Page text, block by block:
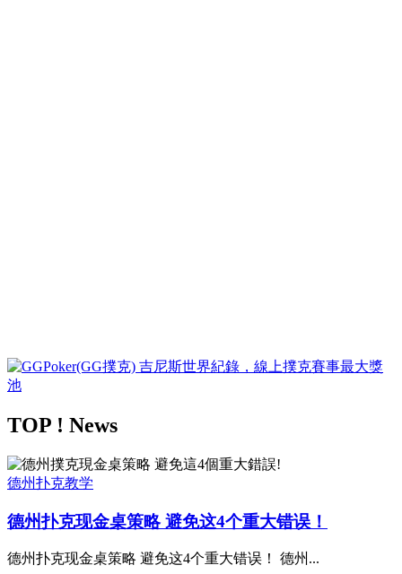
TOP ! News
德州扑克教学
德州扑克现金桌策略 避免这4个重大错误！
德州扑克现金桌策略 避免这4个重大错误！ 德州...